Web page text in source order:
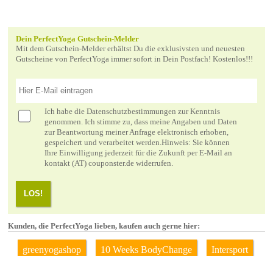
Dein PerfectYoga Gutschein-Melder
Mit dem Gutschein-Melder erhältst Du die exklusivsten und neuesten
Gutscheine von PerfectYoga immer sofort in Dein Postfach! Kostenlos!!!
Ich habe die Datenschutzbestimmungen zur Kenntnis
genommen. Ich stimme zu, dass meine Angaben und Daten
zur Beantwortung meiner Anfrage elektronisch erhoben,
gespeichert und verarbeitet werden.Hinweis: Sie können
Ihre Einwilligung jederzeit für die Zukunft per E-Mail an
kontakt (AT) couponster.de widerrufen.
LOS!
Kunden, die PerfectYoga lieben, kaufen auch gerne hier:
greenyogashop 10 Weeks BodyChange Intersport